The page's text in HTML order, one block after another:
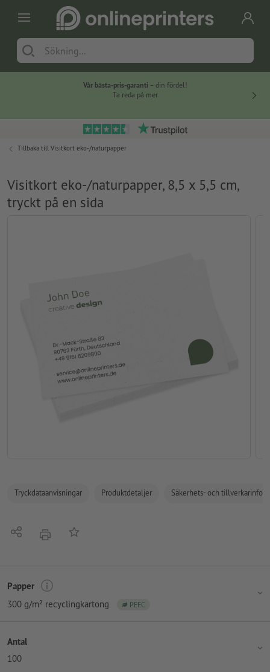
Vår bästa-pris-garanti – din fördel!
Ta reda på mer
Tillbaka till Visitkort eko-/naturpapper
Visitkort eko-/naturpapper, 8,5 x 5,5 cm,
tryckt på en sida
Tryckdataanvisningar Produktdetaljer Säkerhets- och
Dela erbjudandePå anteckningslistan
Papper
300 g/m² recyclingkartong
PEFC
Antal
100